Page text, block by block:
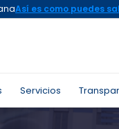
Servicios